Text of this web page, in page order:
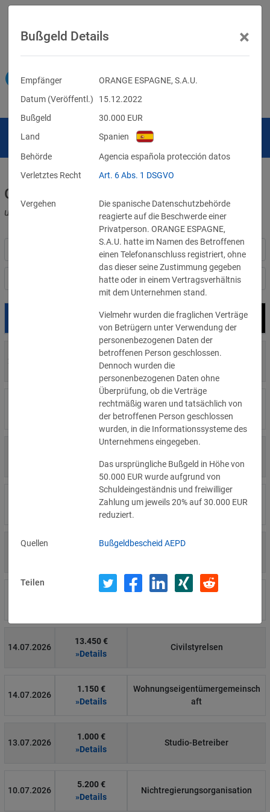
Geldbußen für DSGVO-Verstöße
und für Verletzungen anderer Datenschutzgesetze
Nach Land filtern
Bußgeld Empfänger
29.07.2026
700 €
»Details
Privatperson
1.715.600 €
»Details
Wind Tre
»Details
8.500 €
Wirtschaftsprüfungsgesellschaft
4.000 €
15.000 €
14.07.2026
13.450 €
»Details
Civilstyrelsen
14.07.2026
1.150 €
»Details
Wohnungseigentümergemeinsch
aft
13.07.2026
1.000 €
»Details
Studio-Betreiber
10.07.2026
5.200 €
»Details
Nichtregierungsorganisation
Bußgeld Details ×
Empfänger
ORANGE ESPAGNE, S.A.U.
Datum (Veröffentl.)
15.12.2022
Bußgeld
30.000 EUR
Land
Spanien
Behörde
Agencia española protección datos
Verletztes Recht
Art. 6 Abs. 1 DSGVO
Vergehen
Die spanische Datenschutzbehörde
reagierte auf die Beschwerde einer
Privatperson. ORANGE ESPAGNE,
S.A.U. hatte im Namen des Betroffenen
einen Telefonanschluss registriert, ohne
das dieser seine Zustimmung gegeben
hatte oder in einem Vertragsverhältnis
mit dem Unternehmen stand.
Vielmehr wurden die fraglichen Verträge
von Betrügern unter Verwendung der
personenbezogenen Daten der
betroffenen Person geschlossen.
Dennoch wurden die
personenbezogenen Daten ohne
Überprüfung, ob die Verträge
rechtmäßig waren und tatsächlich von
der betroffenen Person geschlossen
wurden, in die Informationssysteme des
Unternehmens eingegeben.
Das ursprüngliche Bußgeld in Höhe von
50.000 EUR wurde aufgrund von
Schuldeingeständnis und freiwilliger
Zahlung um jeweils 20% auf 30.000 EUR
reduziert.
Quellen Bußgeldbescheid AEPD
Teilen